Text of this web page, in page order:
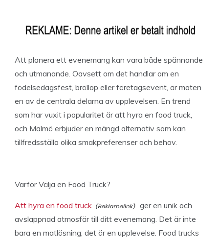
Att planera ett evenemang kan vara både spännande
och utmanande. Oavsett om det handlar om en
födelsedagsfest, bröllop eller företagsevent, är maten
en av de centrala delarna av upplevelsen. En trend
som har vuxit i popularitet är att hyra en food truck,
och Malmö erbjuder en mängd alternativ som kan
tillfredsställa olika smakpreferenser och behov.
Varför Välja en Food Truck?
Att hyra en food truck
ger en unik och
avslappnad atmosfär till ditt evenemang. Det är inte
bara en matlösning; det är en upplevelse. Food trucks